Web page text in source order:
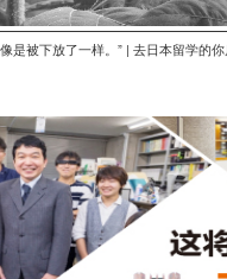
是被下放了一样。” | 去日本留学的你